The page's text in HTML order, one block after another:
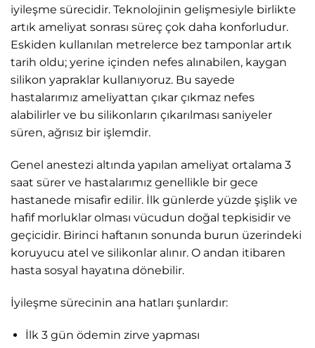
iyileşme sürecidir. Teknolojinin gelişmesiyle birlikte
artık ameliyat sonrası süreç çok daha konforludur.
Eskiden kullanılan metrelerce bez tamponlar artık
tarih oldu; yerine içinden nefes alınabilen, kaygan
silikon yapraklar kullanıyoruz. Bu sayede
hastalarımız ameliyattan çıkar çıkmaz nefes
alabilirler ve bu silikonların çıkarılması saniyeler
süren, ağrısız bir işlemdir.
Genel anestezi altında yapılan ameliyat ortalama 3
saat sürer ve hastalarımız genellikle bir gece
hastanede misafir edilir. İlk günlerde yüzde şişlik ve
hafif morluklar olması vücudun doğal tepkisidir ve
geçicidir. Birinci haftanın sonunda burun üzerindeki
koruyucu atel ve silikonlar alınır. O andan itibaren
hasta sosyal hayatına dönebilir.
İyileşme sürecinin ana hatları şunlardır:
İlk 3 gün ödemin zirve yapması